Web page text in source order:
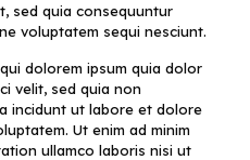
sed quia consequuntur
voluptatem sequi nesciunt.
dolorem ipsum quia dolor
velit, sed quia non
incidunt ut labore et dolore
Ut enim ad minim
ullamco laboris nisi ut